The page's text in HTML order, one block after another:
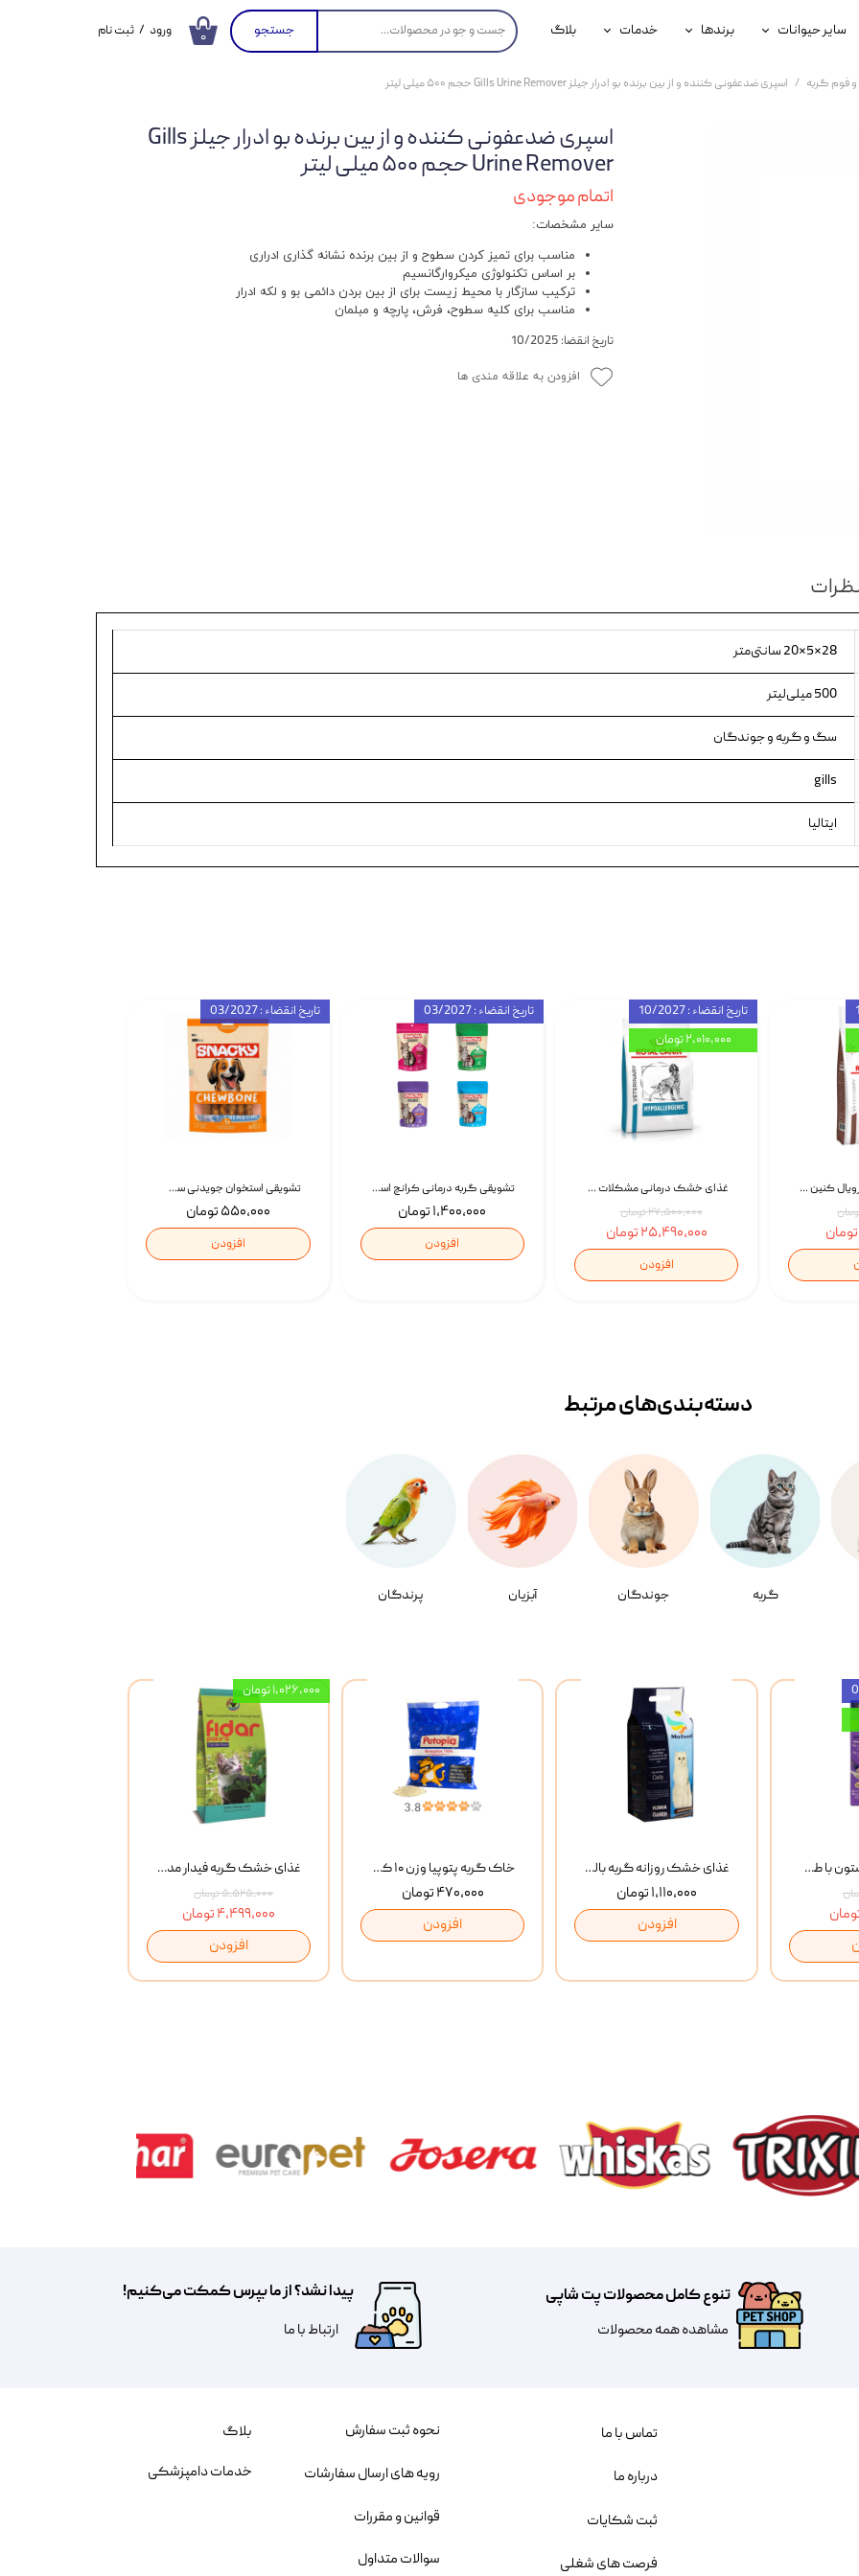
۰ جستجو سایر حیوانات
محصولات پرندگان
برندها خدمات
خدمات آنلاین دامپزشکی
بلاگ ورود / ثبت نام
سفارشات
و فوم گربه اسپری ضدعفونی کننده و از بین برنده بو ادرار جیلز Gills Urine Remover حجم ۵۰۰ میلی لیتر
اسپری ضدعفونی کننده و از بین برنده بو ادرار جیلز Gills
Urine Remover حجم ۵۰۰ میلی لیتر
اتمام موجودی
سایر مشخصات:
مناسب برای تمیز کردن سطوح و از بین برنده نشانه گذاری ادراری
بر اساس تکنولوژی میکروارگانسیم
ترکیب سازگار با محیط زیست برای از بین بردن دائمی بو و لکه ادرار
مناسب برای کلیه سطوح، فرش، پارچه و مبلمان
تاریخ انقضا: 10/2025
افزودن به علاقه مندی ها
28×5×20 سانتی‌متر
500 میلی‌لیتر
سگ و گربه و جوندگان
gills
ایتالیا
تشویقی استخوان جویدنی سگ اسنکی کرانچی با طعم مرغ Snacky Crunchy Munchy وزن 100 گرم
۵۵۰,۰۰۰ تومان
افزودن
تاریخ انقضاء : 03/2027
تشویقی گربه درمانی کرانچ اسنکی با طعم میکس Snacky Crunch Cat Treats وزن 60 گرم بسته 4 عددی
۱,۴۰۰,۰۰۰ تومان
افزودن
تاریخ انقضاء : 03/2027
غذای خشک درمانی مشکلات گوارشی سگ رویال کنین Royal Canin Hypoallergenic وزن 7 کیلوگرم | پت استوک
۲۷,۵۰۰,۰۰۰ تومان
۲۵,۴۹۰,۰۰۰ تومان
افزودن
تاریخ انقضاء : 10/2027
۲,۰۱۰,۰۰۰ تومان
غذای خشک گربه رویال کنین Gastrointestinal Fibre Response وزن 2 کیلوگرم | پت استوک
گربه جوندگان آبزیان پرندگان
دسته‌بندی‌‌های مرتبط
غذای خشک گربه فیدار مدل Adult وزن 10 کیلوگرم
۵,۵۲۵,۰۰۰ تومان
۴,۴۹۹,۰۰۰ تومان
افزودن
۱,۰۲۶,۰۰۰ تومان
خاک گربه پتوپیا وزن ۱۰ کیلوگرم
۴۷۰,۰۰۰ تومان
افزودن
غذای خشک روزانه گربه بالغ مفید MoFeed Adult Daily Cat Food وزن 2 کیلوگرم
۱,۱۱۰,۰۰۰ تومان
افزودن
بستنی گربه وینستون با طعم مرغ و ماهی Winstone Chicken & Fish بسته 8 عددی
تنوع کامل محصولات پت شاپی
مشاهده همه محصولات
پیدا نشد؟ از ما بپرس کمکت می‌کنیم!
​​​ارتباط با ما
نحوه ثبت سفارش
رویه های ارسال سفارشات
قوانین و مقررات
سوالات متداول
تماس با ما
درباره ما
ثبت شکایات
فرصت های شغلی
بلاگ
خدمات دامپزشکی